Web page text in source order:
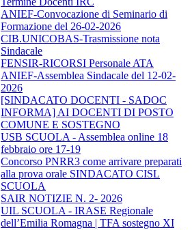
ANIEF-Convocazione di Seminario di
Formazione del 26-02-2026
CIB.UNICOBAS-Trasmissione nota
Sindacale
FENSIR-RICORSI Personale ATA
ANIEF-Assemblea Sindacale del 12-02-
2026
[SINDACATO DOCENTI - SADOC
INFORMA] AI DOCENTI DI POSTO
COMUNE E SOSTEGNO
USB SCUOLA - Assemblea online 18
febbraio ore 17-19
Concorso PNRR3 come arrivare preparati
alla prova orale SINDACATO CISL
SCUOLA
SAIR NOTIZIE N. 2- 2026
UIL SCUOLA - IRASE Regionale
dell’Emilia Romagna | TFA sostegno XI